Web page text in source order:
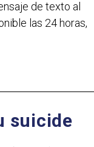
de texto al
las 24 horas,
suicide